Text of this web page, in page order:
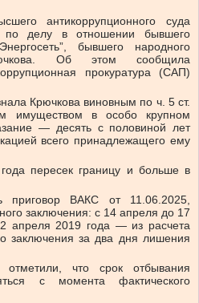
антикоррупционного суда
делу в отношении бывшего
бывшего народного
Об этом сообщила
прокуратура (САП)
Крючкова виновным по ч. 5 ст.
имуществом в особо крупном
— десять с половиной лет
всего принадлежащего ему
пересек границу и больше в
приговор ВАКС от 11.06.2025,
заключения: с 14 апреля до 17
апреля 2019 года — из расчета
заключения за два дня лишения
что срок отбывания
с момента фактического